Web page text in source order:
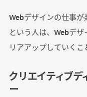
Webデザインの仕事が
という人は、Webデ
リアアップしていくこ
クリエイティブデ
ー